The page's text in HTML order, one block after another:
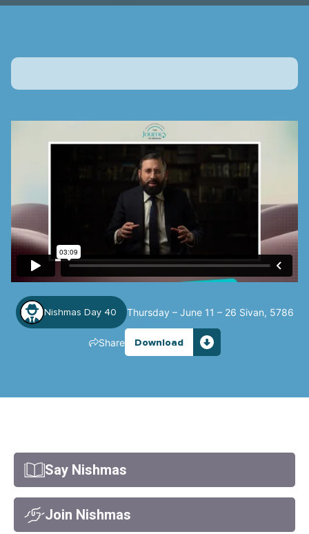
Nishmas Day 40 Thursday – June 11 – 26 Sivan, 5786
Share Download
Say Nishmas
Join Nishmas